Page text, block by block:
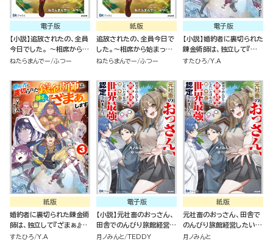
電子版
【小説】追放されたの、全員
今日でした。 ～相席から始
まった仮パーティーが噛み
断りします～
ねたらまんでー ふつー
紙版
追放されたの、全員今日で
した。～相席から始まった
仮パーティーが噛み合いす
ます～
ねたらまんでー ふつー
電子版
【小説】婚約者に裏切られた
錬金術師は、独立して『ざ
まぁ』します （3）
すたひろ Y.A
紙版
婚約者に裏切られた錬金術
師は、独立して『ざまぁ』し
ます（３）
すたひろ Y.A
電子版
【小説】元社畜のおっさん、
田舎でのんびり旅館経営し
たいだけなのに勝手に世界
月ノみんと TEDDY
紙版
元社畜のおっさん、田舎で
のんびり旅館経営したいだ
けなのに勝手に世界最強認
月ノみんと